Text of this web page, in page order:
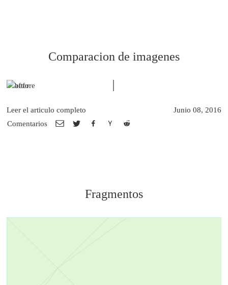
Comparacion de imagenes
Comentarios
Leer el articulo completo Junio 08, 2016
Fragmentos